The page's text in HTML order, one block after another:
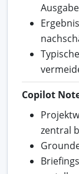
Copilot
zentral